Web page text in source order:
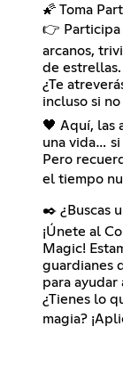
🌠 Toma
👉 Participa
arcanos,
de estrellas.
¿Te
incluso si
🖤 Aquí, las
una vida… si
Pero
el tiempo
✒️ ¿Buscas
¡Únete al
Magic!
guardianes
para ayudar
¿Tienes lo
magia?